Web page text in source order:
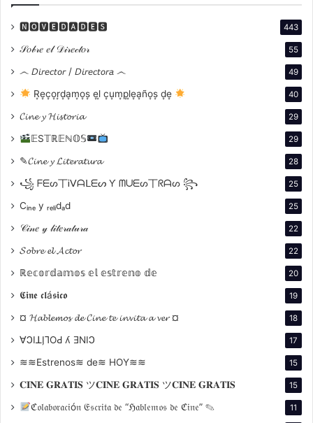
Actuaciones: el carisma de Allen y Keaton
La química entre Woody Allen y Diane Keaton, que ya
había brillado en películas anteriores como “Sueños
de un seductor” (1972), alcanza aquí un nivel superior.
excentricidad que complementa perfectamente el
torpe y neurótico humor de Allen. Su actuación no
solo refuerza los momentos cómicos, sino que
también aporta una inesperada profundidad
🅽🅾🆅🅴🅳🅰🅳🅴🆂 443
𝒮𝑜𝒷𝓇𝑒 𝑒𝓁 𝒟𝒾𝓇𝑒𝒸𝓉𝑜𝓇 55
෴ 𝘋𝘪𝘳𝘦𝘤𝘵𝘰𝘳 / 𝘋𝘪𝘳𝘦𝘤𝘵𝘰𝘳𝘢 ෴ 49
R͙e͙c͙o͙r͙d͙a͙m͙o͙s͙ e͙l͙ c͙u͙m͙p͙l͙e͙a͙ño͙s͙ d͙e͙ 40
𝓒𝓲𝓷𝓮 𝔂 𝓗𝓲𝓼𝓽𝓸𝓻𝓲𝓪 29
𝔼S𝕋ℝ𝔼ℕ𝕆𝕊 29
✎𝓒𝓲𝓷𝓮 𝔂 𝓛𝓲𝓽𝓮𝓻𝓪𝓽𝓾𝓻𝓪 28
꧁ ᖴᗴᔕ丅Ꭵᐯᗩᒪᗴᔕ Ƴ ᗰᑌᗴᔕ丅ᖇᗩᔕ ꧂ 25
Cᵢₙₑ y ᵣₑₗᵢdₐd 25
𝒞𝒾𝓃𝑒 𝓎 𝓁𝒾𝓉𝑒𝓇𝒶𝓉𝓊𝓇𝒶 22
𝓢𝓸𝓫𝓻𝓮 𝓮𝓵 𝓐𝓬𝓽𝓸𝓻 22
ℝ𝕖𝕔𝕠𝕣𝕕𝕒𝕞𝕠𝕤 𝕖𝕝 𝕖𝕤𝕥𝕣𝕖𝕟𝕠 𝕕𝕖 20
𝕮𝖎𝖓𝖊 𝖈𝖑á𝖘𝖎𝖈𝖔 19
¤ 𝓗𝓪𝓫𝓵𝓮𝓶𝓸𝓼 𝓭𝓮 𝓒𝓲𝓷𝓮 𝓽𝓮 𝓲𝓷𝓿𝓲𝓽𝓪 𝓪 𝓿𝓮𝓻 ¤ 18
∀ϽIꓕI̗⅂OԀ ʎ ƎNIϽ 17
≋≋Estrenos≋ de≋ HOY≋≋ 15
𝐂𝐈𝐍𝐄 𝐆𝐑𝐀𝐓𝐈𝐒 ツ𝐂𝐈𝐍𝐄 𝐆𝐑𝐀𝐓𝐈𝐒 ツ𝐂𝐈𝐍𝐄 𝐆𝐑𝐀𝐓𝐈𝐒 15
ℭ𝔬𝔩𝔞𝔟𝔬𝔯𝔞𝔠𝔦ó𝔫 𝔈𝔰𝔠𝔯𝔦𝔱𝔞 𝔡𝔢 “ℌ𝔞𝔟𝔩𝔢𝔪𝔬𝔰 𝔡𝔢 ℭ𝔦𝔫𝔢” ✎ 11